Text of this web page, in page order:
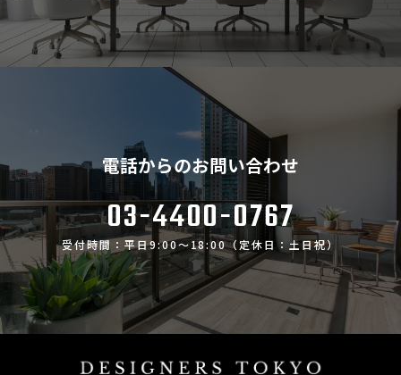
電話からのお問い合わせ
03-4400-0767
受付時間：平日9:00～18:00（定休日：土日祝）